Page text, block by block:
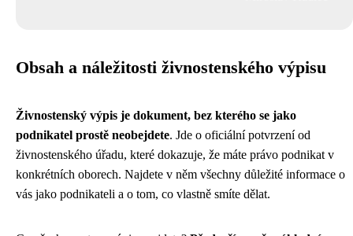
Obsah a náležitosti živnostenského výpisu
Živnostenský výpis je dokument, bez kterého se jako
podnikatel prostě neobejdete. Jde o oficiální potvrzení od
živnostenského úřadu, které dokazuje, že máte právo podnikat v
konkrétních oborech. Najdete v něm všechny důležité informace o
vás jako podnikateli a o tom, co vlastně smíte dělat.